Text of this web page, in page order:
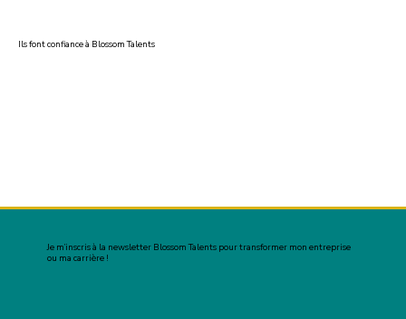
Ils font confiance à Blossom Talents
Je m’inscris à la newsletter Blossom Talents pour transformer mon entreprise
ou ma carrière !